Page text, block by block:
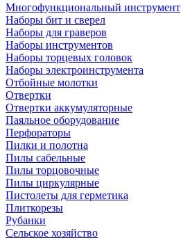
Многофункциональный инструмент
Наборы бит и сверел
Наборы для граверов
Наборы инструментов
Наборы торцевых головок
Наборы электроинструмента
Отбойные молотки
Отвертки
Отвертки аккумуляторные
Паяльное оборудование
Перфораторы
Пилки и полотна
Пилы сабельные
Пилы торцовочные
Пилы циркулярные
Пистолеты для герметика
Плиткорезы
Рубанки
Сельское хозяйство